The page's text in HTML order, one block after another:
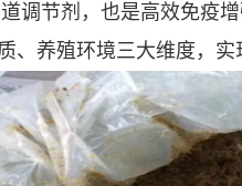
调节剂，也是高效免疫
、养殖环境三大维度，实